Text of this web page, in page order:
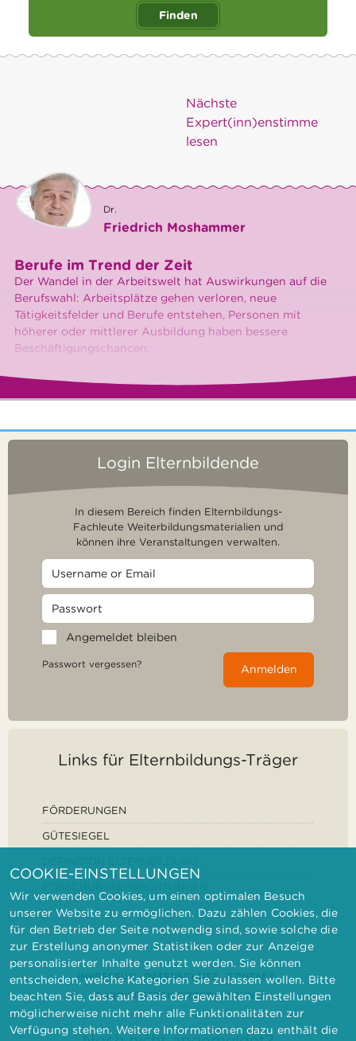
Finden
Nächste
Expert(inn)enstimme
lesen
Dr.
Friedrich Moshammer
Berufe im Trend der Zeit
Der Wandel in der Arbeitswelt hat Auswirkungen auf die
Berufswahl: Arbeitsplätze gehen verloren, neue
Tätigkeitsfelder und Berufe entstehen, Personen mit
höherer oder mittlerer Ausbildung haben bessere
Beschäftigungschancen.
Login Elternbildende
In diesem Bereich finden Elternbildungs-
Fachleute Weiterbildungsmaterialien und
können ihre Veranstaltungen verwalten.
Angemeldet bleiben
Passwort vergessen? Anmelden
Links für Elternbildungs-Träger
FÖRDERUNGEN
GÜTESIEGEL
IMPRESSUM DATENSCHUTZ
KONTAKT
BARRIEREFREIHEITSERKLÄRUNG
COOKIE-EINSTELLUNGEN
Wir verwenden Cookies, um einen optimalen Besuch
unserer Website zu ermöglichen. Dazu zählen Cookies, die
für den Betrieb der Seite notwendig sind, sowie solche die
zur Erstellung anonymer Statistiken oder zur Anzeige
personalisierter Inhalte genutzt werden. Sie können
entscheiden, welche Kategorien Sie zulassen wollen. Bitte
beachten Sie, dass auf Basis der gewählten Einstellungen
möglicherweise nicht mehr alle Funktionalitäten zur
Verfügung stehen. Weitere Informationen dazu enthält die